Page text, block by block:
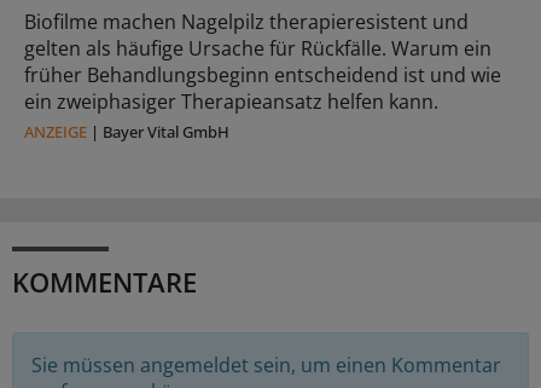
Biofilme machen Nagelpilz therapieresistent und
gelten als häufige Ursache für Rückfälle. Warum ein
früher Behandlungsbeginn entscheidend ist und wie
ein zweiphasiger Therapieansatz helfen kann.
ANZEIGE | Bayer Vital GmbH
KOMMENTARE
Sie müssen angemeldet sein, um einen Kommentar